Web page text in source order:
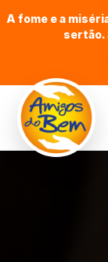
A fome e a
sertão.